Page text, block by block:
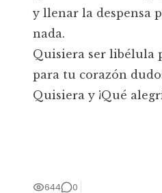
y llenar la despensa
nada.
Quisiera ser libélula
para tu corazón
Quisiera y ¡Qué
644 0